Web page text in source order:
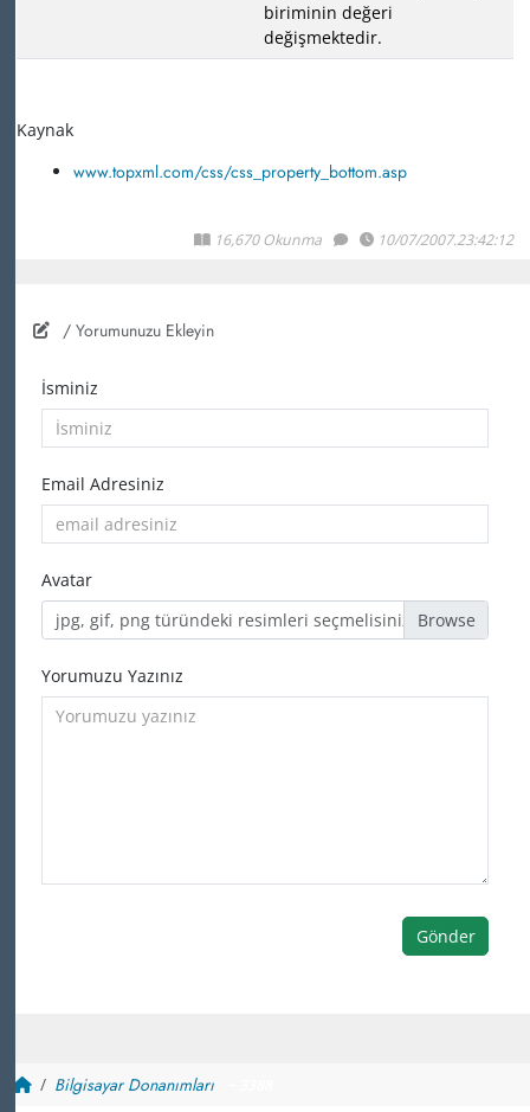
biriminin değeri
değişmektedir.
Kaynak
www.topxml.com/css/css_property_bottom.asp
16,670 Okunma 10/07/2007.23:42:12
/ Yorumunuzu Ekleyin
İsminiz
Email Adresiniz
Avatar
jpg, gif, png türündeki resimleri seçmelisiniz
Yorumuzu Yazınız
Gönder
Bilgisayar Donanımları